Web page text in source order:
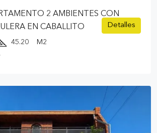
2 AMBIENTES CON
EN CABALLITO
45.20 M2
Detalles